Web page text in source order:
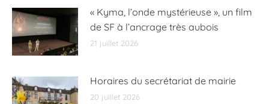
« Kyma, l’onde mystérieuse », un film
de SF à l’ancrage très aubois
21 juillet 2026
Horaires du secrétariat de mairie
20 juillet 2026